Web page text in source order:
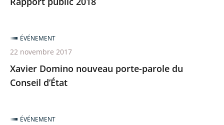
Xavier Domino nouveau porte-parole du
Conseil d’État
ÉVÉNEMENT
22 novembre 2017
ÉVÉNEMENT